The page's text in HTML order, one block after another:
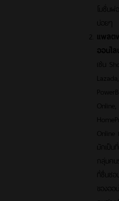
โมชั่นผ่
บ่อยๆ
แพลต
ออนไ
เช่น
Lazada,
Online,
HomePro
Online
มักเป็น
กลุ่ม
ที่ชื่นช
ของออ